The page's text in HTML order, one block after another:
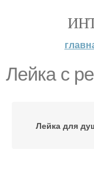
Лейка с
Лейка для